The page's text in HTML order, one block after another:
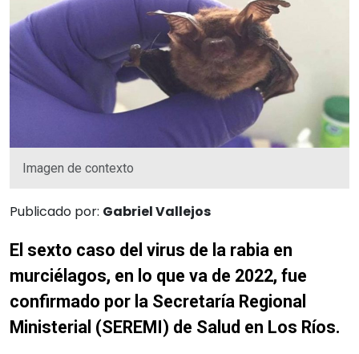
Imagen de contexto
Publicado por: Gabriel Vallejos
El sexto caso del virus de la rabia en
murciélagos, en lo que va de 2022, fue
confirmado por la Secretaría Regional
Ministerial (SEREMI) de Salud en Los Ríos.